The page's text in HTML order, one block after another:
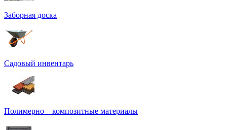
Заборная доска
Садовый инвентарь
Полимерно – композитные материалы